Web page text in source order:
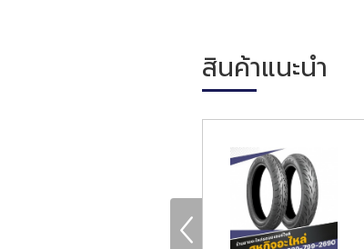
สินค้าแนะนำ